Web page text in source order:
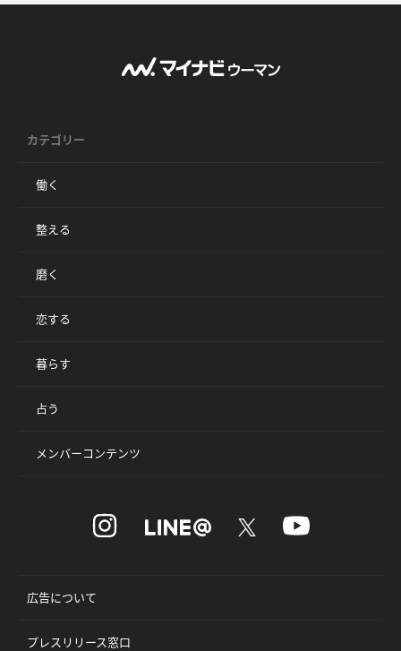
カテゴリー
働く
整える
磨く
恋する
暮らす
占う
メンバーコンテンツ
広告について
プレスリリース窓口